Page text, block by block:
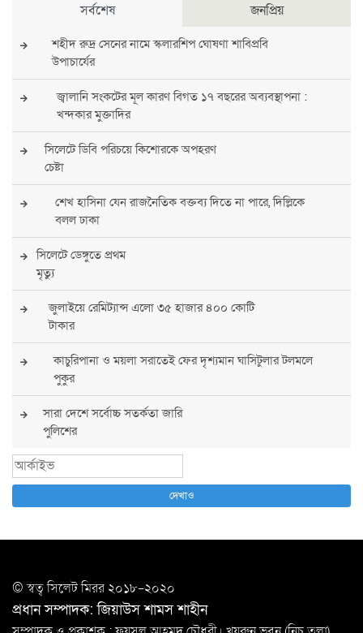
সর্বশেষ জনপ্রিয়
শহীদ রুদ্র সেনের নামে স্কলারশিপ ঘোষণা শাবিপ্রবি
উপাচার্যের
জ্বালানি সংকটের মূল কারণ বিগত ১৭ বছরের অব্যবস্থাপনা :
খন্দকার মুক্তাদির
সিলেটে ডিবি পরিচয়ে কিশোরকে অপহরণ
চেষ্টা
শেখ হাসিনা যেন রাজনৈতিক বক্তব্য দিতে না পারে, দিল্লিকে
বলল ঢাকা
সিলেটে ডেঙ্গুতে প্রথম
মৃত্যু
জুলাইয়ে রেমিট্যান্স এলো ৩৫ হাজার ৪০০ কোটি
টাকার
কাচুরিপানা ও ময়লা সরাতেই ফের দৃশ্যমান ঘাসিটুলার টলমলে
পুকুর
সারা দেশে সর্বোচ্চ সতর্কতা জারি
পুলিশের
বিএনপির রাষ্ট্রপতি প্রার্থী চূড়ান্ত করবেন তারেক
রহমান
সার্জিও গর
চাকরিজীবীদের
‘ভালো লেখক হতে হলে আগে ভালো পাঠক হতে হবে’: কুলাউড়ায়
দেখাও
© স্বত্ব সি‌লেট মিরর ২০১৮-২০২০
প্রধান সম্পাদক: জিয়াউস শামস শাহীন